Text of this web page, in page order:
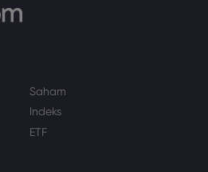
Saham
Indeks
ETF